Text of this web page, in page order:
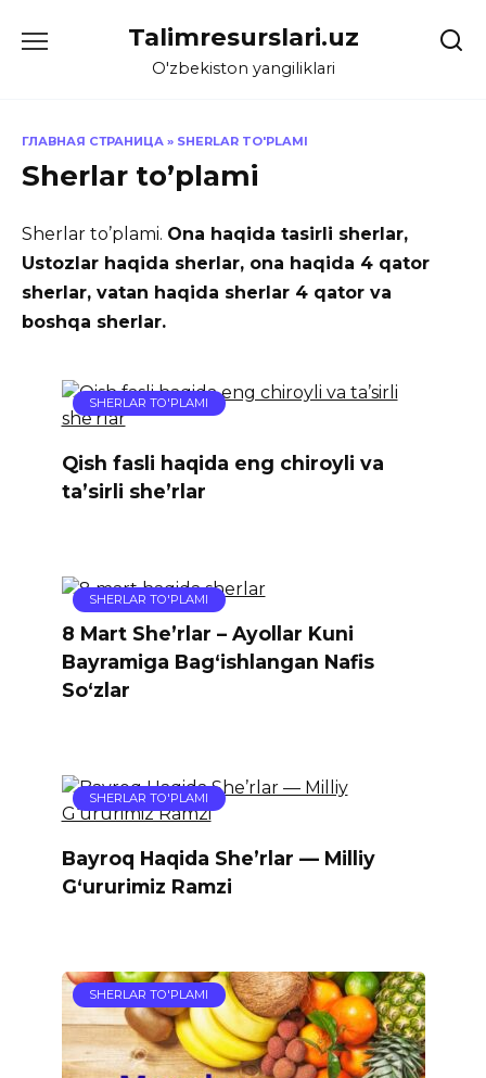
Talimresurslari.uz
O'zbekiston yangiliklari
ГЛАВНАЯ СТРАНИЦА » SHERLAR TO'PLAMI
Sherlar to’plami
Sherlar to’plami. Ona haqida tasirli sherlar,
Ustozlar haqida sherlar, ona haqida 4 qator
sherlar, vatan haqida sherlar 4 qator va
boshqa sherlar.
SHERLAR TO'PLAMI
Qish fasli haqida eng chiroyli va
ta’sirli she’rlar
SHERLAR TO'PLAMI
8 Mart She’rlar – Ayollar Kuni
Bayramiga Bag‘ishlangan Nafis
So‘zlar
SHERLAR TO'PLAMI
Bayroq Haqida She’rlar — Milliy
G‘ururimiz Ramzi
SHERLAR TO'PLAMI